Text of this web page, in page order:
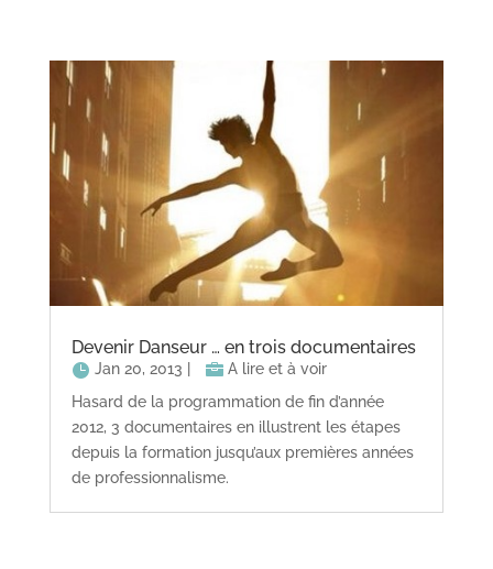
Devenir Danseur … en trois documentaires
Jan 20, 2013
A lire et à voir
Hasard de la programmation de fin d’année
2012, 3 documentaires en illustrent les étapes
depuis la formation jusqu’aux premières années
de professionnalisme.